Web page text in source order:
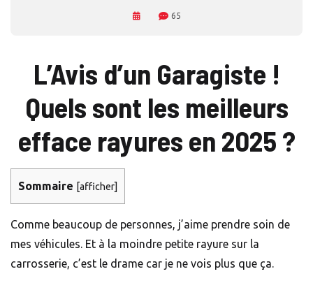
65
L’Avis d’un Garagiste !
Quels sont les meilleurs
efface rayures en 2025 ?
Sommaire [afficher]
Comme beaucoup de personnes, j’aime prendre soin de
mes véhicules. Et à la moindre petite rayure sur la
carrosserie, c’est le drame car je ne vois plus que ça.